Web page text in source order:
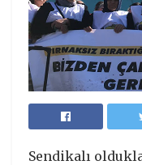
Sendikalı